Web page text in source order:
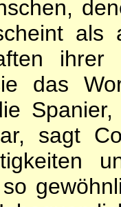
als
das
sagt